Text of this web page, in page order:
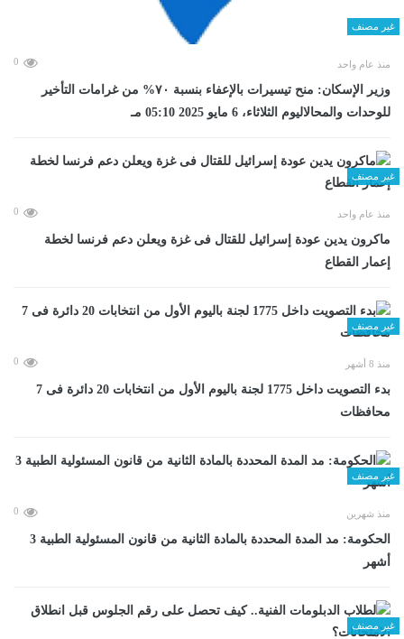
غير مصنف
منذ عام واحد 0
وزير الإسكان: منح تيسيرات بالإعفاء بنسبة ٧٠% من غرامات التأخير
للوحدات والمحالاليوم الثلاثاء، 6 مايو 2025 05:10 مـ
غير مصنف
منذ عام واحد 0
ماكرون يدين عودة إسرائيل للقتال فى غزة ويعلن دعم فرنسا لخطة
إعمار القطاع
غير مصنف
منذ 8 أشهر 0
بدء التصويت داخل 1775 لجنة باليوم الأول من انتخابات 20 دائرة فى 7
محافظات
غير مصنف
منذ شهرين 0
الحكومة: مد المدة المحددة بالمادة الثانية من قانون المسئولية الطبية 3
أشهر
غير مصنف